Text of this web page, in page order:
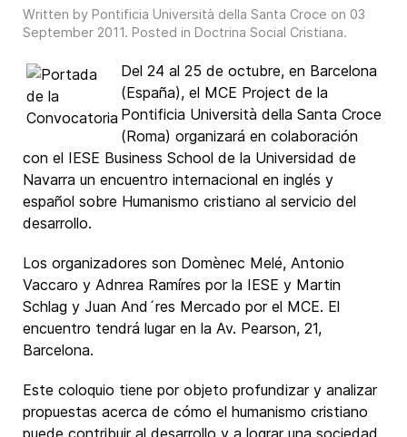
Written by Pontificia Università della Santa Croce on 03
September 2011. Posted in Doctrina Social Cristiana.
Del 24 al 25 de octubre, en Barcelona
(España), el MCE Project de la
Pontificia Università della Santa Croce
(Roma) organizará en colaboración
con el IESE Business School de la Universidad de
Navarra un encuentro internacional en inglés y
español sobre Humanismo cristiano al servicio del
desarrollo.
Los organizadores son Domènec Melé, Antonio
Vaccaro y Adnrea Ramíres por la IESE y Martin
Schlag y Juan And´res Mercado por el MCE. El
encuentro tendrá lugar en la Av. Pearson, 21,
Barcelona.
Este coloquio tiene por objeto profundizar y analizar
propuestas acerca de cómo el humanismo cristiano
puede contribuir al desarrollo y a lograr una sociedad